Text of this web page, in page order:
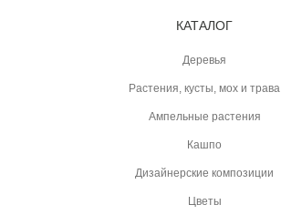
КАТАЛОГ
Деревья
Растения, кусты, мох и трава
Ампельные растения
Кашпо
Дизайнерские композиции
Цветы